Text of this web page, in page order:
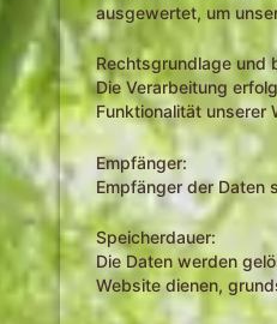
ausgewertet, um
Rechtsgrundlage und
Die Verarbeitung
Funktionalität unserer
Empfänger:
Empfänger der Daten
Speicherdauer:
Die Daten werden
Website dienen,